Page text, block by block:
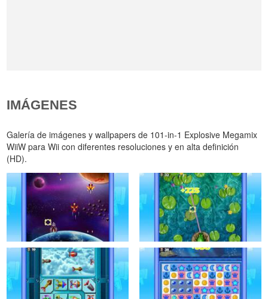
IMÁGENES
Galería de imágenes y wallpapers de 101-in-1 Explosive Megamix
WiiW para Wii con diferentes resoluciones y en alta definición
(HD).